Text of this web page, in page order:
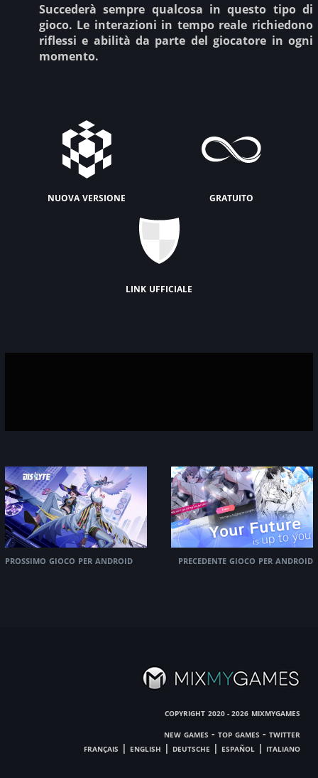
Succederà sempre qualcosa in questo tipo di
gioco. Le interazioni in tempo reale richiedono
riflessi e abilità da parte del giocatore in ogni
momento.
nuova versione gratuito
link ufficiale
prossimo gioco per android precedente gioco per android
copyright 2020 - 2026 mixmygames
new games - top games - twitter
français | english | deutsche | español | italiano